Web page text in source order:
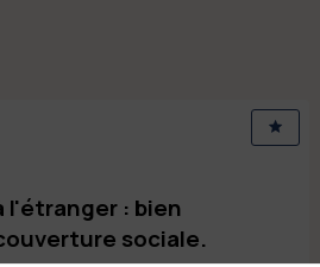
l'étranger : bien
sociale.